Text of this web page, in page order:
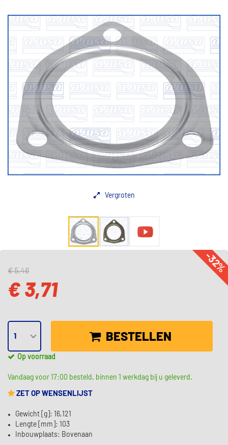
Vergroten
-
€ 5,46
€ 3,71
BESTELLEN
Op voorraad
Vandaag voor 17:00 besteld, binnen 1 werkdag bij u geleverd.
ZET OP WENSENLIJST
Gewicht [g]: 16,121
Lengte [mm]: 103
Inbouwplaats: Bovenaan